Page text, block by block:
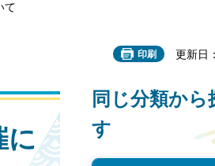
て
印刷 更新日
に
同じ分類から
す